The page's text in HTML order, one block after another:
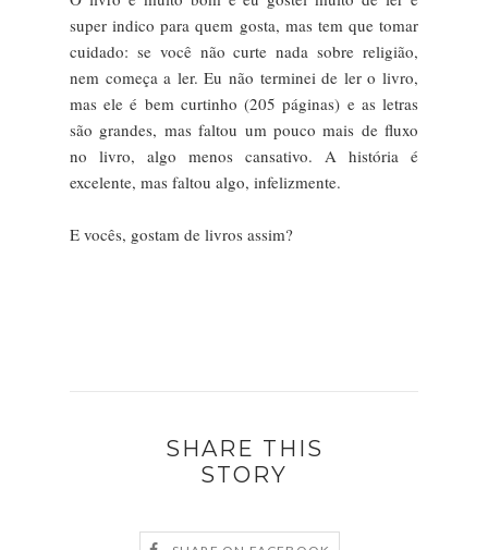
super indico para quem gosta, mas tem que tomar
cuidado: se você não curte nada sobre religião,
nem começa a ler. Eu não terminei de ler o livro,
mas ele é bem curtinho (205 páginas) e as letras
são grandes, mas faltou um pouco mais de fluxo
no livro, algo menos cansativo. A história é
excelente, mas faltou algo, infelizmente.
E vocês, gostam de livros assim?
SHARE THIS
STORY